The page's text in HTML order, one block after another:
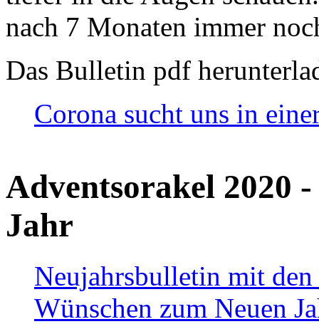
nach 7 Monaten immer
Das Bulletin pdf
Corona sucht uns in
Adventsorakel 2020
Jahr
Neujahrsbulletin mit den
Wünschen zum Neuen